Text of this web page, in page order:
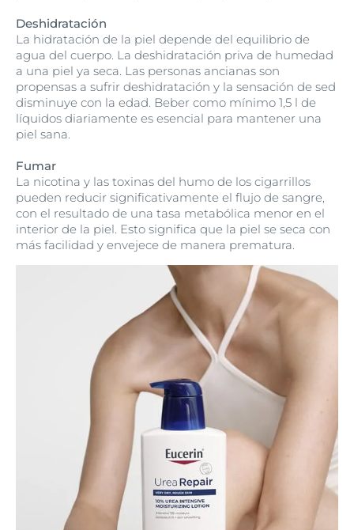
Deshidratación
La hidratación de la piel depende del equilibrio de
agua del cuerpo. La deshidratación priva de humedad
a una piel ya seca. Las personas ancianas son
propensas a sufrir deshidratación y la sensación de sed
disminuye con la edad. Beber como mínimo 1,5 l de
líquidos diariamente es esencial para mantener una
piel sana.
Fumar
La nicotina y las toxinas del humo de los cigarrillos
pueden reducir significativamente el flujo de sangre,
con el resultado de una tasa metabólica menor en el
interior de la piel. Esto significa que la piel se seca con
más facilidad y envejece de manera prematura.